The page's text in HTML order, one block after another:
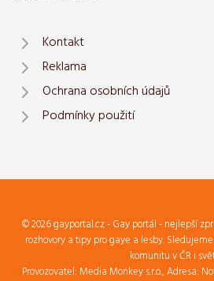
Kontakt
Reklama
Ochrana osobních údajů
Podmínky použití
© 2026 gayportal.cz - Gay portál - nejlepší
rozhovory a tipy pro gaye a lesby.
komunitu v ČR i
Provozovatel: Media Monkey s.r.o., Adresa: